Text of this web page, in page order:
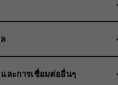
ละการเชื่อมต่ออื่นๆ